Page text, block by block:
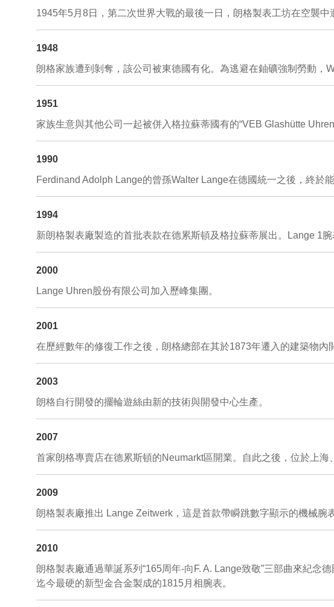
1945年5月8日，第二次世界大戰的最後一日，朗格製表工坊在空襲中
1948
朗格家族遭到剝奪，該公司被東德國有化。為逃避在鈾礦強制勞動，
1951
家族生意與其他公司一起被併入格拉蘇蒂國有的“VEB Glashütte
1990
Ferdinand Adolph Lange的曾孫Walter Lange在德國統一之後，終於
1994
新朗格製表廠製造的首批表款在德累斯頓及格拉蘇蒂展出。Lange 1
2000
Lange Uhren股份有限公司加入歷峰集團。
2001
在歷經數年的修復工作之後，朗格總部在其於1873年遷入的建築物內
2003
朗格自行開發的擺輪遊絲由新的技術與開發中心生產。
2007
首家朗格專賣店在德累斯頓的Neumarkt區開業。自此之後，位於上
2009
朗格製表廠推出 Lange Zeitwerk，這是首款帶瞬跳數字顯示的機械腕表
2010
朗格製表廠通過華誕系列“165周年-向F. A. Lange致敬”三部曲來紀念
迄今最硬的新型金合金製成的1815月相腕表。